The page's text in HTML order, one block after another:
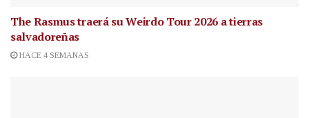
The Rasmus traerá su Weirdo Tour 2026 a tierras
salvadoreñas
HACE 4 SEMANAS